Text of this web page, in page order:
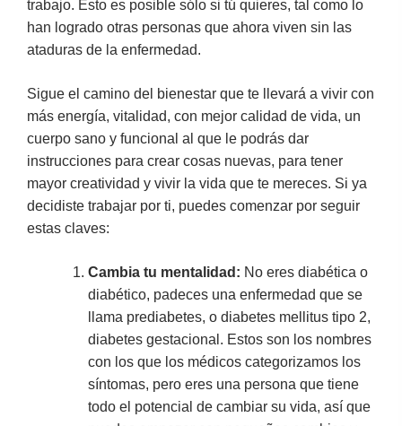
trabajo. Esto es posible sólo si tú quieres, tal como lo
han logrado otras personas que ahora viven sin las
ataduras de la enfermedad.
Sigue el camino del bienestar que te llevará a vivir con
más energía, vitalidad, con mejor calidad de vida, un
cuerpo sano y funcional al que le podrás dar
instrucciones para crear cosas nuevas, para tener
mayor creatividad y vivir la vida que te mereces. Si ya
decidiste trabajar por ti, puedes comenzar por seguir
estas claves:
Cambia tu mentalidad: No eres diabética o
diabético, padeces una enfermedad que se
llama prediabetes, o diabetes mellitus tipo 2,
diabetes gestacional. Estos son los nombres
con los que los médicos categorizamos los
síntomas, pero eres una persona que tiene
todo el potencial de cambiar su vida, así que